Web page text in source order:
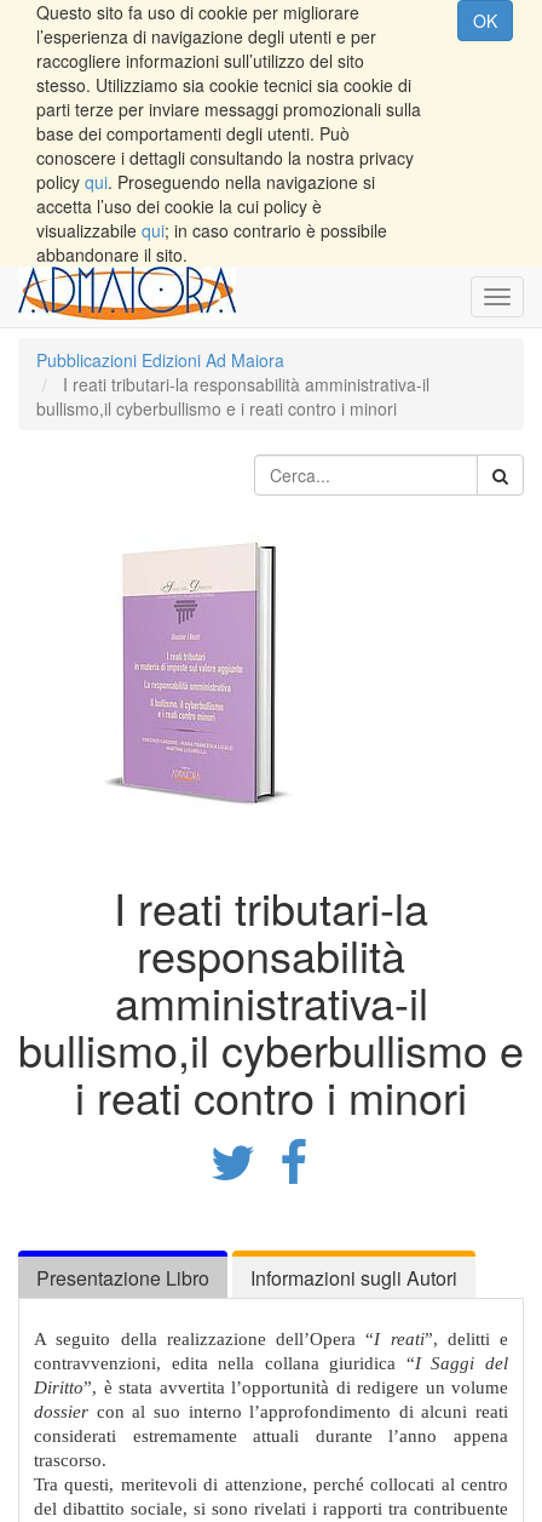
Questo sito fa uso di cookie per migliorare
l’esperienza di navigazione degli utenti e per
raccogliere informazioni sull’utilizzo del sito
stesso. Utilizziamo sia cookie tecnici sia cookie di
parti terze per inviare messaggi promozionali sulla
base dei comportamenti degli utenti. Può
conoscere i dettagli consultando la nostra privacy
policy qui. Proseguendo nella navigazione si
accetta l’uso dei cookie la cui policy è
visualizzabile qui; in caso contrario è possibile
abbandonare il sito.
OK
Pubblicazioni Edizioni Ad Maiora
I reati tributari-la responsabilità amministrativa-il
bullismo,il cyberbullismo e i reati contro i minori
I reati tributari-la
responsabilità
amministrativa-il
bullismo,il cyberbullismo e
i reati contro i minori
Presentazione Libro Informazioni sugli Autori
A seguito della realizzazione dell’Opera “I reati”, delitti e
contravvenzioni, edita nella collana giuridica “I Saggi del
Diritto”, è stata avvertita l’opportunità di redigere un volume
dossier con al suo interno l’approfondimento di alcuni reati
considerati estremamente attuali durante l’anno appena
trascorso.
Tra questi, meritevoli di attenzione, perché collocati al centro
del dibattito sociale, si sono rivelati i rapporti tra contribuente